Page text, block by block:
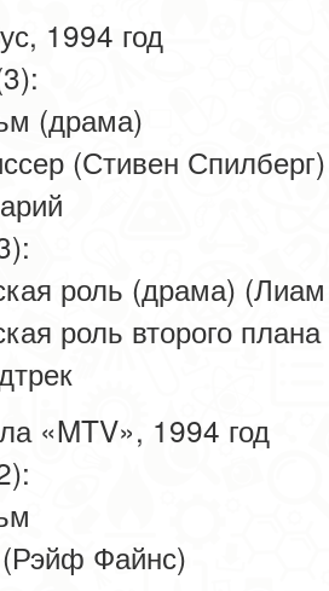
1994 год
(драма)
(Стивен Спилберг)
роль (драма)
роль второго
«MTV», 1994 год
Файнс)